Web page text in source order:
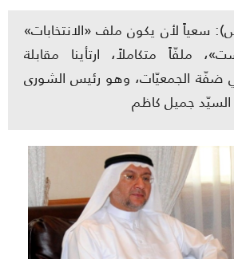
لأن يكون ملف «الانتخابات»
متكاملاً، ارتأينا مقابلة
الجمعيّات، وهو رئيس الشورى
جميل كاظم